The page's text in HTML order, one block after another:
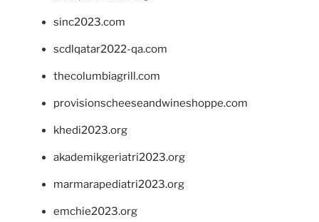
sinc2023.com
scdlqatar2022-qa.com
thecolumbiagrill.com
provisionscheeseandwineshoppe.com
khedi2023.org
akademikgeriatri2023.org
marmarapediatri2023.org
emchie2023.org